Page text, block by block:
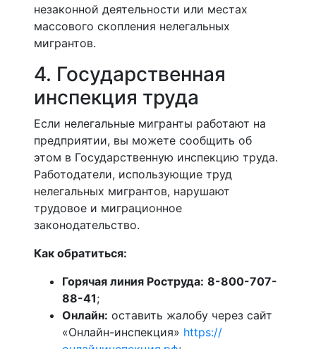
незаконной деятельности или местах
массового скопления нелегальных
мигрантов.
4. Государственная
инспекция труда
Если нелегальные мигранты работают на
предприятии, вы можете сообщить об
этом в Государственную инспекцию труда.
Работодатели, использующие труд
нелегальных мигрантов, нарушают
трудовое и миграционное
законодательство.
Как обратиться:
Горячая линия Роструда: 8-800-707-
88-41;
Онлайн: оставить жалобу через сайт
«Онлайн-инспекция» https://